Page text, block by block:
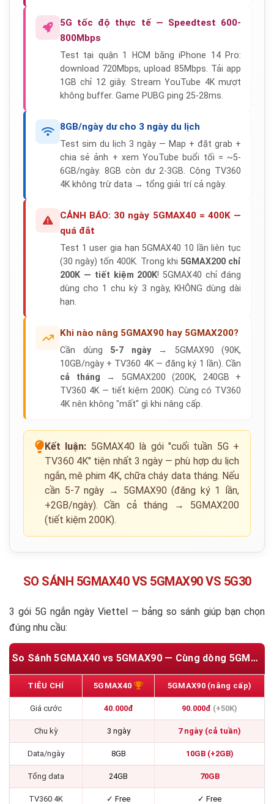
5G tốc độ thực tế — Speedtest 600-
800Mbps
Test tại quận 1 HCM bằng iPhone 14 Pro:
download 720Mbps, upload 85Mbps. Tải app
1GB chỉ 12 giây. Stream YouTube 4K mượt
không buffer. Game PUBG ping 25-28ms.
8GB/ngày dư cho 3 ngày du lịch
Test sim du lịch 3 ngày — Map + đặt grab +
chia sẻ ảnh + xem YouTube buổi tối = ~5-
6GB/ngày. 8GB còn dư 2-3GB. Cộng TV360
4K không trừ data → tổng giải trí cả ngày.
CẢNH BÁO: 30 ngày 5GMAX40 = 400K —
quá đắt
Test 1 user gia hạn 5GMAX40 10 lần liên tục
(30 ngày) tốn 400K. Trong khi 5GMAX200 chỉ
200K — tiết kiệm 200K! 5GMAX40 chỉ đáng
dùng cho 1 chu kỳ 3 ngày, KHÔNG dùng dài
hạn.
Khi nào nâng 5GMAX90 hay 5GMAX200?
Cần dùng 5-7 ngày→ 5GMAX90 (90K,
10GB/ngày + TV360 4K — đăng ký 1 lần). Cần
cả tháng → 5GMAX200 (200K, 240GB +
TV360 4K — tiết kiệm 200K). Cùng có TV360
4K nên không "mất" gì khi nâng cấp.
Kết luận: 5GMAX40 là gói "cuối tuần 5G +
TV360 4K" tiện nhất 3 ngày — phù hợp du lịch
ngắn, mê phim 4K, chữa cháy data tháng. Nếu
cần 5-7 ngày → 5GMAX90 (đăng ký 1 lần,
+2GB/ngày). Cần cả tháng → 5GMAX200
(tiết kiệm 200K).
SO SÁNH 5GMAX40 VS 5GMAX90 VS 5G30
3 gói 5G ngắn ngày Viettel — bảng so sánh giúp bạn chọn
đúng nhu cầu:
So Sánh 5GMAX40 vs 5GMAX90 — Cùng dòng 5GMAX kèm TV360 4K
TIÊU CHÍ 5GMAX40 5GMAX90 (nâng cấp)
Giá cước 40.000đ 90.000đ (+50K)
Chu kỳ 3 ngày 7 ngày (cả tuần)
Data/ngày 8GB 10GB (+2GB)
Tổng data 24GB 70GB
TV360 4K ✓ Free ✓ Free